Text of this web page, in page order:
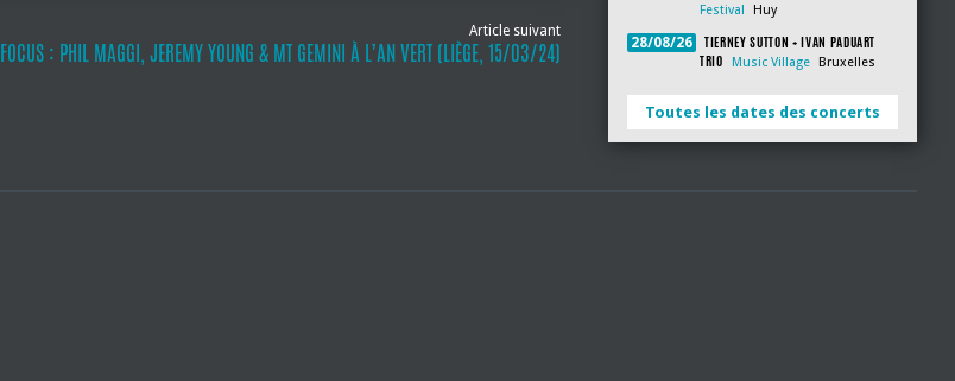
Article suivant
FOCUS : PHIL MAGGI, JEREMY YOUNG & MT GEMINI À L’AN VERT (LIÈGE, 15/03/24)
Festival
Huy
28/08/26
TIERNEY SUTTON + IVAN PADUART
TRIO
Music Village Bruxelles
Toutes les dates des concerts